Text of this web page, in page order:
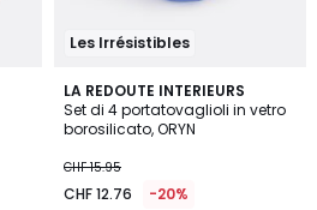
Les Irrésistibles
LA REDOUTE INTERIEURS
Set di 4 portatovaglioli in vetro
borosilicato, ORYN
CHF 15.95
CHF 12.76 -20%